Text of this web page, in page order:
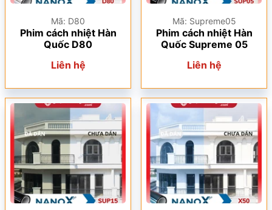
Mã: D80
Phim cách nhiệt Hàn
Quốc D80
Liên hệ
Mã: Supreme05
Phim cách nhiệt Hàn
Quốc Supreme 05
Liên hệ